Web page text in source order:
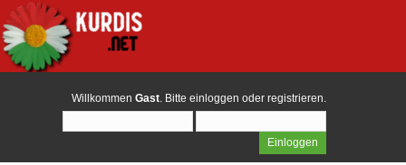
Willkommen Gast. Bitte einloggen oder registrieren.